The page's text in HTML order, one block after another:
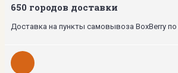
650 городов доставки
Доставка на пункты самовывоза BoxBerry по